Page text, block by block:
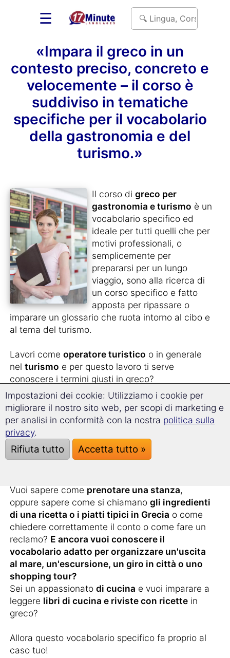
☰
«Impara il greco in un
contesto preciso, concreto e
velocemente – il corso è
suddiviso in tematiche
specifiche per il vocabolario
della gastronomia e del
turismo.»
Il corso di greco per
gastronomia e turismo è un
vocabolario specifico ed
ideale per tutti quelli che per
motivi professionali, o
semplicemente per
prepararsi per un lungo
viaggio, sono alla ricerca di
un corso specifico e fatto
apposta per ripassare o
imparare un glossario che ruota intorno al cibo e
al tema del turismo.
Lavori come operatore turistico o in generale
nel turismo e per questo lavoro ti serve
conoscere i termini giusti in greco?
Stai pianificando un lungo soggiorno all'estero
perlavorare in un ristorante ?
Oppure vuoi semplicementepreparati in
maniera completa per il tuo viaggio
Vuoi sapere come prenotare una stanza,
oppure sapere come si chiamano gli ingredienti
di una ricetta o i piatti tipici in Grecia o come
chiedere correttamente il conto o come fare un
reclamo? E ancora vuoi conoscere il
vocabolario adatto per organizzare un'uscita
al mare, un'escursione, un giro in città o uno
shopping tour?
Sei un appassionato di cucina e vuoi imparare a
leggere libri di cucina e riviste con ricette in
greco?
Allora questo vocabolario specifico fa proprio al
caso tuo!
Impostazioni dei cookie: Utilizziamo i cookie per
migliorare il nostro sito web, per scopi di marketing e
per analisi in conformità con la nostra politica sulla
privacy.
Rifiuta tutto Accetta tutto »